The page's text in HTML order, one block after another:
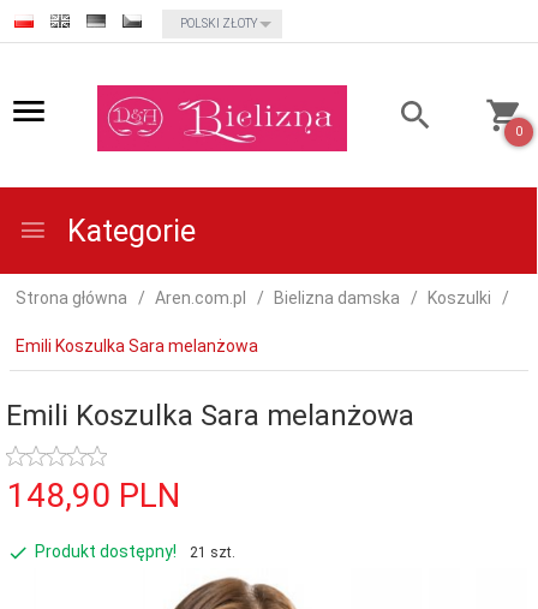
currency_h
POLSKI ZŁOTY
0
Kategorie
Strona główna Aren.com.pl Bielizna damska Koszulki
Emili Koszulka Sara melanżowa
Emili Koszulka Sara melanżowa
148,90 PLN
Produkt dostępny! 21 szt.